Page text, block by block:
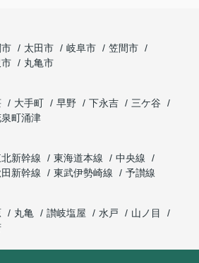
太田市 岐阜市
笠間市
丸亀市
大手町 早野 下永吉
三ケ谷
町涌津
新幹線 東海道本線
中央線
新幹線 東武伊勢崎線
予讃線
丸亀 讃岐塩屋 水戸
山ノ目